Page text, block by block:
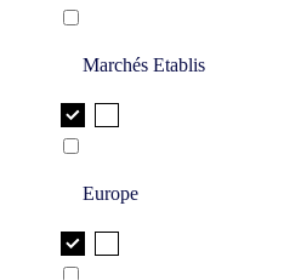
Marchés Etablis
Europe